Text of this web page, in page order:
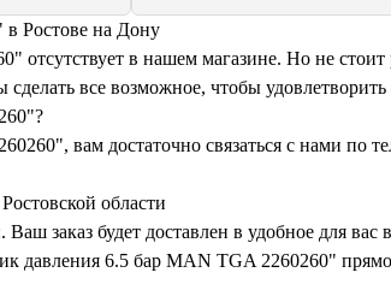
Ростове на Дону
в нашем магазине. Но не стоит
все возможное, чтобы удовлетворить
вам достаточно связаться с нами по
области
заказ будет доставлен в удобное для
давления 6.5 бар MAN TGA 2260260"